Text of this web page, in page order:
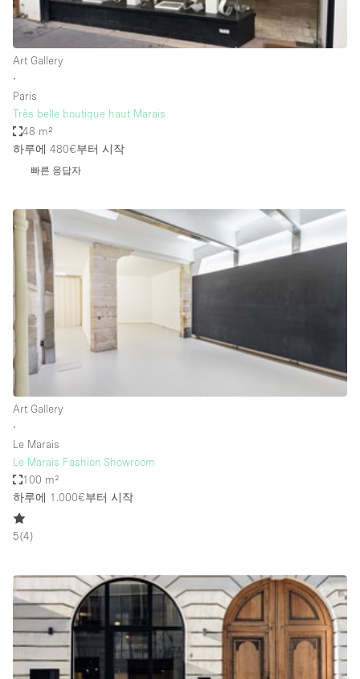
Lobby Space
Mall Shop
Office Space
Restaurant / Bar / Cafe
Rooftop
Salon
Shop Share
Stall / Market Stall
Truck
Warehouse
Air Conditioning
Bathroom
Car Display
Concierge
Counters
Art Gallery
∙
Paris
Très belle boutique haut Marais
48 m²
하루에 480€부터 시작
빠른 응답자
Art Gallery
∙
Le Marais
Le Marais Fashion Showroom
100 m²
하루에 1.000€부터 시작
5(4)